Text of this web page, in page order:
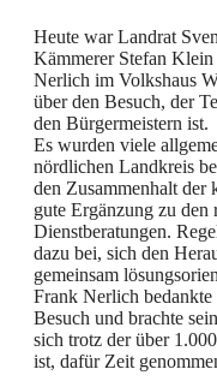
Heute war Landrat
Kämmerer Stefan
Nerlich im Volkshaus
über den Besuch, der
den Bürgermeistern ist.
Es wurden viele
nördlichen Landkreis
den Zusammenhalt der
gute Ergänzung zu den
Dienstberatungen.
dazu bei, sich den
gemeinsam
Frank Nerlich
Besuch und brachte
sich trotz der über
ist, dafür Zeit